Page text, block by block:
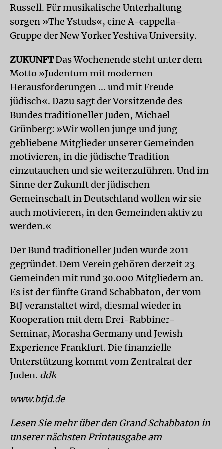
Russell. Für musikalische Unterhaltung
sorgen »The Ystuds«, eine A-cappella-
Gruppe der New Yorker Yeshiva University.
ZUKUNFTDas Wochenende steht unter dem
Motto »Judentum mit modernen
Herausforderungen ... und mit Freude
jüdisch«. Dazu sagt der Vorsitzende des
Bundes traditioneller Juden, Michael
Grünberg: »Wir wollen junge und jung
gebliebene Mitglieder unserer Gemeinden
motivieren, in die jüdische Tradition
einzutauchen und sie weiterzuführen. Und im
Sinne der Zukunft der jüdischen
Gemeinschaft in Deutschland wollen wir sie
auch motivieren, in den Gemeinden aktiv zu
werden.«
Der Bund traditioneller Juden wurde 2011
gegründet. Dem Verein gehören derzeit 23
Gemeinden mit rund 30.000 Mitgliedern an.
Es ist der fünfte Grand Schabbaton, der vom
BtJ veranstaltet wird, diesmal wieder in
Kooperation mit dem Drei-Rabbiner-
Seminar, Morasha Germany und Jewish
Experience Frankfurt. Die finanzielle
Unterstützung kommt vom Zentralrat der
Juden. ddk
www.btjd.de
Lesen Sie mehr über den Grand Schabbaton in
unserer nächsten Printausgabe am